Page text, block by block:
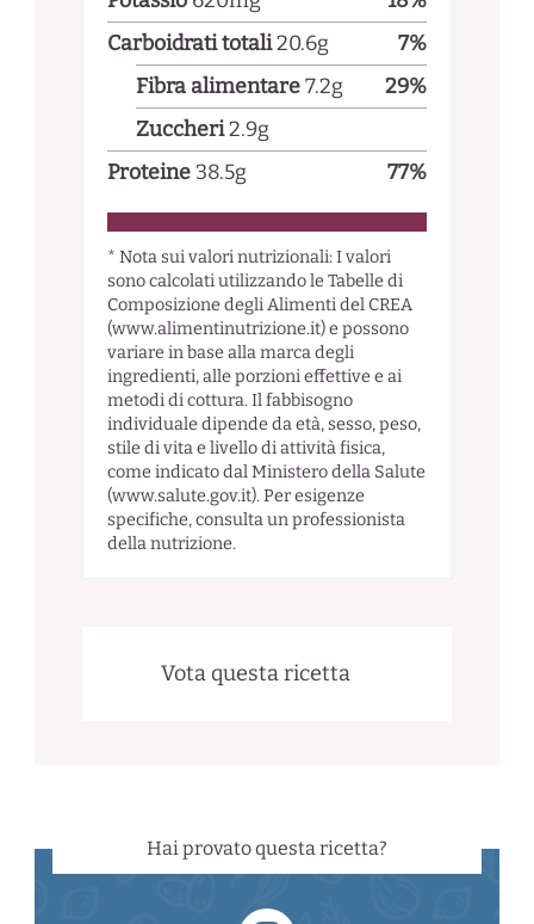
Carboidrati totali20.6g 7%
Fibra alimentare7.2g 29%
Zuccheri2.9g
Proteine 38.5g 77%
* Nota sui valori nutrizionali: I valori
sono calcolati utilizzando le Tabelle di
Composizione degli Alimenti del CREA
(www.alimentinutrizione.it) e possono
variare in base alla marca degli
ingredienti, alle porzioni effettive e ai
metodi di cottura. Il fabbisogno
individuale dipende da età, sesso, peso,
stile di vita e livello di attività fisica,
come indicato dal Ministero della Salute
(www.salute.gov.it). Per esigenze
specifiche, consulta un professionista
della nutrizione.
Vota questa ricetta
Hai provato questa ricetta?